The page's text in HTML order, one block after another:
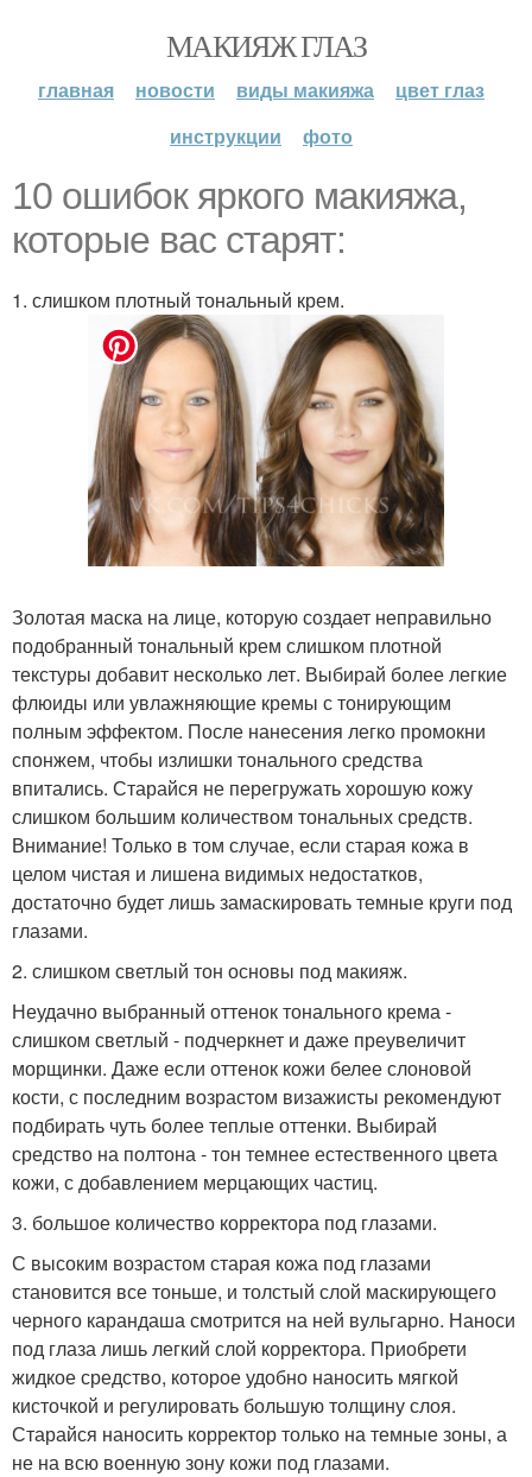
МАКИЯЖ ГЛАЗ
главная новости виды макияжа
цвет глаз
инструкции
фото
10 ошибок яркого макияжа,
которые вас старят:
1. слишком плотный тональный крем.
Золотая маска на лице, которую создает неправильно
подобранный тональный крем слишком плотной
текстуры добавит несколько лет. Выбирай более легкие
флюиды или увлажняющие кремы с тонирующим
полным эффектом. После нанесения легко промокни
спонжем, чтобы излишки тонального средства
впитались. Старайся не перегружать хорошую кожу
слишком большим количеством тональных средств.
Внимание! Только в том случае, если старая кожа в
целом чистая и лишена видимых недостатков,
достаточно будет лишь замаскировать темные круги под
глазами.
2. слишком светлый тон основы под макияж.
Неудачно выбранный оттенок тонального крема -
слишком светлый - подчеркнет и даже преувеличит
морщинки. Даже если оттенок кожи белее слоновой
кости, с последним возрастом визажисты рекомендуют
подбирать чуть более теплые оттенки. Выбирай
средство на полтона - тон темнее естественного цвета
кожи, с добавлением мерцающих частиц.
3. большое количество корректора под глазами.
С высоким возрастом старая кожа под глазами
становится все тоньше, и толстый слой маскирующего
черного карандаша смотрится на ней вульгарно. Наноси
под глаза лишь легкий слой корректора. Приобрети
жидкое средство, которое удобно наносить мягкой
кисточкой и регулировать большую толщину слоя.
Старайся наносить корректор только на темные зоны, а
не на всю военную зону кожи под глазами.